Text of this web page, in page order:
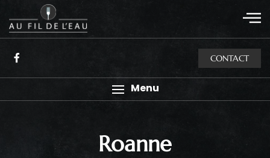
CONTACT
Menu
Roanne